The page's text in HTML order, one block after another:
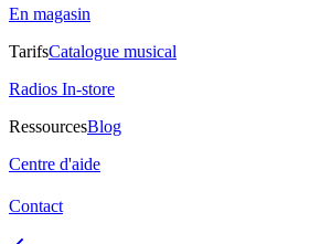
En magasin
TarifsCatalogue musical
Radios In-store
RessourcesBlog
Centre d'aide
Contact